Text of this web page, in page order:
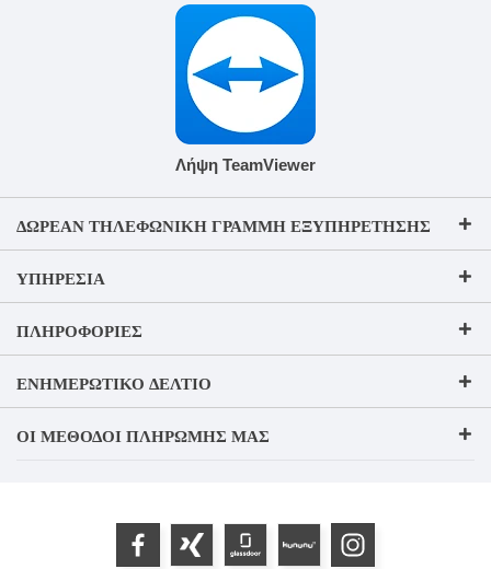
Λήψη TeamViewer
ΔΩΡΕΆΝ ΤΗΛΕΦΩΝΙΚΉ ΓΡΑΜΜΉ ΕΞΥΠΗΡΈΤΗΣΗΣ
ΥΠΗΡΕΣΊΑ
ΠΛΗΡΟΦΟΡΊΕΣ
ΕΝΗΜΕΡΩΤΙΚΌ ΔΕΛΤΊΟ
ΟΙ ΜΈΘΟΔΟΙ ΠΛΗΡΩΜΉΣ ΜΑΣ